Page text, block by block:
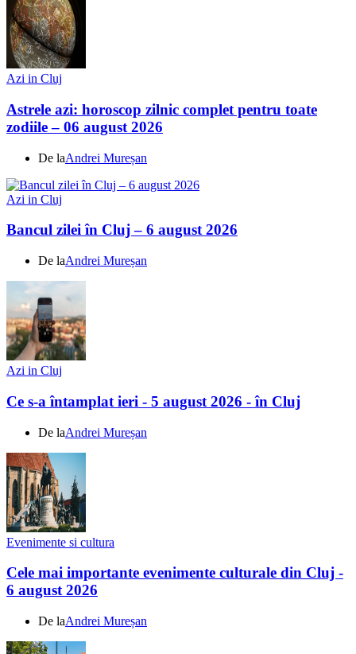
Azi in Cluj
Astrele azi: horoscop zilnic complet pentru toate
zodiile – 06 august 2026
De laAndrei Mureșan
Azi in Cluj
Bancul zilei în Cluj – 6 august 2026
De laAndrei Mureșan
Azi in Cluj
Ce s-a întamplat ieri - 5 august 2026 - în Cluj
De laAndrei Mureșan
Evenimente si cultura
Cele mai importante evenimente culturale din Cluj -
6 august 2026
De laAndrei Mureșan